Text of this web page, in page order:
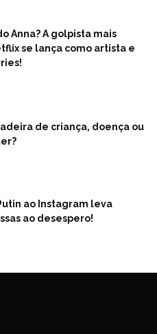
Anna? A golpista mais
se lança como artista e
de criança, doença ou
ao Instagram leva
ao desespero!